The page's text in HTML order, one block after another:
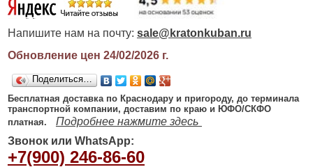
Напишите нам на почту: sale@kratonkuban.ru
Обновление цен 24/02/2026г.
Поделиться…
Бесплатная доставка по Краснодару и пригороду, до терминала
транспортной компании, доставим по краю и ЮФО/СКФО
платная.
Подробнее нажмите здесь
Звонок или WhatsApp:
+7(900) 246-86-60